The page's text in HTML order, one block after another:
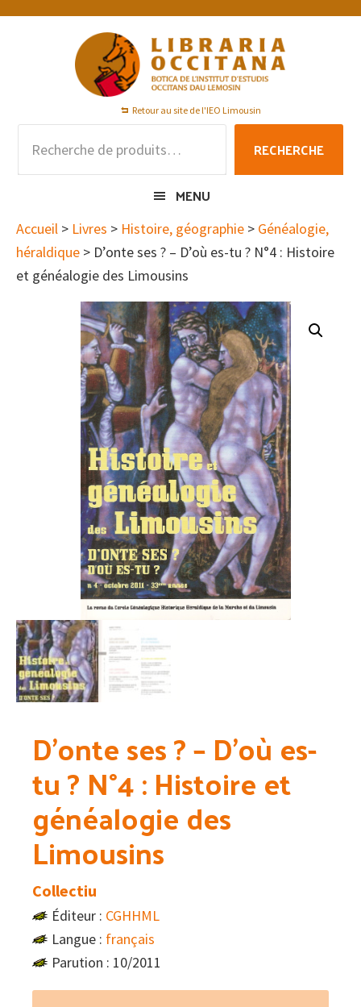
Passer
Passer
Passer
Retour au site de l'IEO Limousin
pour :
RECHERCHE
MENU
Accueil > Livres > Histoire, géographie > Généalogie,
héraldique > D’onte ses ? – D’où es-tu ? N°4 : Histoire
et généalogie des Limousins
D’onte ses ? – D’où es-
tu ? N°4 : Histoire et
généalogie des
Limousins
Collectiu
Éditeur : CGHHML
Langue : français
Parution : 10/2011